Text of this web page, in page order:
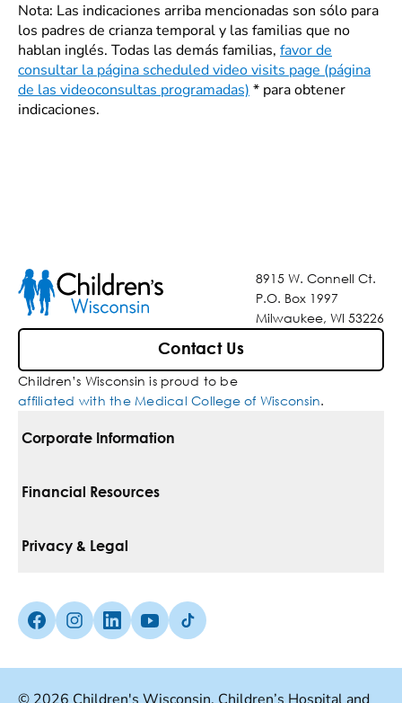
Nota: Las indicaciones arriba mencionadas son sólo para
los padres de crianza temporal y las familias que no
hablan inglés. Todas las demás familias, favor de
consultar la página scheduled video visits page (página
de las videoconsultas programadas) * para obtener
indicaciones.
8915 W. Connell Ct.
P.O. Box 1997
Milwaukee, WI 53226
Contact Us
Children’s Wisconsin is proud to be
affiliated with the Medical College of Wisconsin.
Corporate Information
For Vendors
Media Inquiries
Financial Resources
Pay Your Bill
Insurances We Accept
Privacy & Legal
Non-Discrimination Policy
Facebook (Opens in a new tab)
Instagram (Opens in a new tab)
linkedin (Opens in a new tab)
Youtube (Opens in a new tab)
Tiktok (Opens in a new tab)